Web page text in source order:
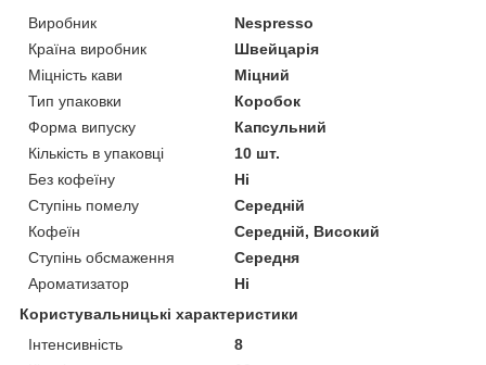
Виробник
Nespresso
Країна виробник
Швейцарія
Міцність кави
Міцний
Тип упаковки
Коробок
Форма випуску
Капсульний
Кількість в упаковці
10 шт.
Без кофеїну
Ні
Ступінь помелу
Середній
Кофеїн
Середній, Високий
Ступінь обсмаження
Середня
Ароматизатор
Ні
Користувальницькі характеристики
Інтенсивність
8